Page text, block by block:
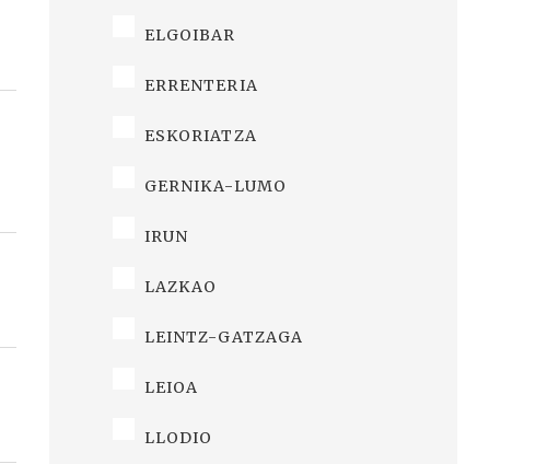
ELGOIBAR
ERRENTERIA
ESKORIATZA
GERNIKA-LUMO
IRUN
LAZKAO
LEINTZ-GATZAGA
LEIOA
LLODIO